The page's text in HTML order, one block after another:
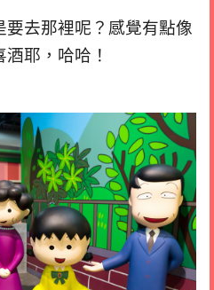
去那裡呢？感覺有點像
耶，哈哈！